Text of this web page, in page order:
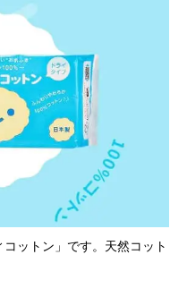
ットン」です。天然コット